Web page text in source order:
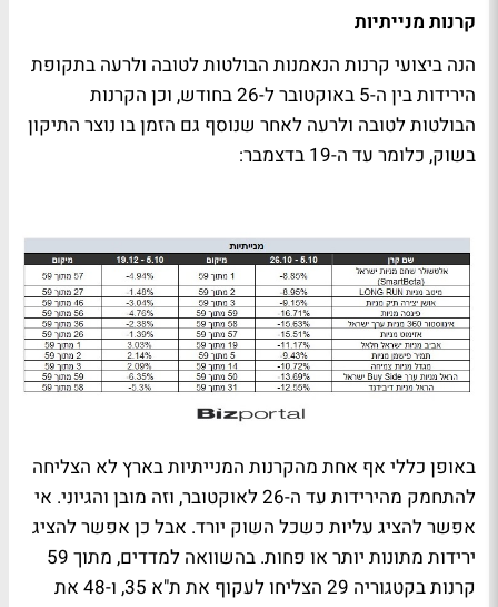
קרנות מנייתיות
הנה ביצועי קרנות הנאמנות הבולטות לטובה ולרעה בתקופת
הירידות בין ה-5 באוקטובר ל-26 בחודש, וכן הקרנות
הבולטות לטובה ולרעה לאחר שנוסף גם הזמן בו נוצר התיקון
בשוק, כלומר עד ה-19 בדצמבר:
באופן כללי אף אחת מהקרנות המנייתיות בארץ לא הצליחה
להתחמק מהירידות עד ה-26 לאוקטובר, וזה מובן והגיוני. אי
אפשר להציג עליות כשכל השוק יורד. אבל כן אפשר להציג
ירידות מתונות יותר או פחות. בהשוואה למדדים, מתוך 59
קרנות בקטגוריה 29 הצליחו לעקוף את ת"א 35, ו-48 את